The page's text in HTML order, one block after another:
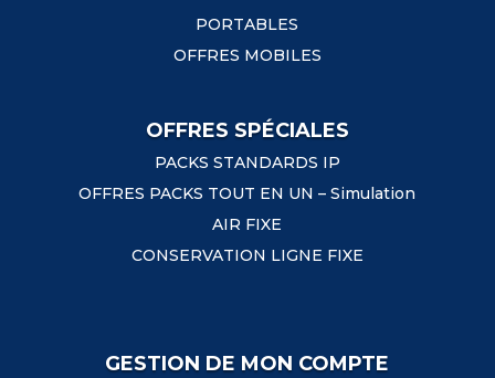
PORTABLES
OFFRES MOBILES
OFFRES SPÉCIALES
PACKS STANDARDS IP
OFFRES PACKS TOUT EN UN – Simulation
AIR FIXE
CONSERVATION LIGNE FIXE
GESTION DE MON COMPTE